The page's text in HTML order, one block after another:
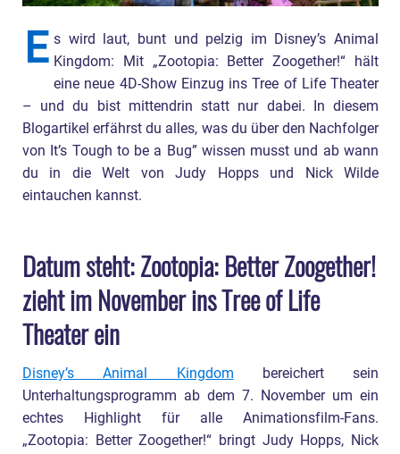
E s wird laut, bunt und pelzig im Disney’s Animal
Kingdom: Mit „Zootopia: Better Zoogether!“ hält
eine neue 4D-Show Einzug ins Tree of Life Theater
– und du bist mittendrin statt nur dabei. In diesem
Blogartikel erfährst du alles, was du über den Nachfolger
von It’s Tough to be a Bug” wissen musst und ab wann
du in die Welt von Judy Hopps und Nick Wilde
eintauchen kannst.
Datum steht: Zootopia: Better Zoogether!
zieht im November ins Tree of Life
Theater ein
Disney’s Animal Kingdom bereichert sein
Unterhaltungsprogramm ab dem 7. November um ein
echtes Highlight für alle Animationsfilm-Fans.
„Zootopia: Better Zoogether!“ bringt Judy Hopps, Nick